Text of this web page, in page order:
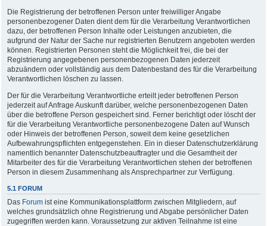
Die Registrierung der betroffenen Person unter freiwilliger Angabe
personenbezogener Daten dient dem für die Verarbeitung Verantwortlichen
dazu, der betroffenen Person Inhalte oder Leistungen anzubieten, die
aufgrund der Natur der Sache nur registrierten Benutzern angeboten werden
können. Registrierten Personen steht die Möglichkeit frei, die bei der
Registrierung angegebenen personenbezogenen Daten jederzeit
abzuändern oder vollständig aus dem Datenbestand des für die Verarbeitung
Verantwortlichen löschen zu lassen.
Der für die Verarbeitung Verantwortliche erteilt jeder betroffenen Person
jederzeit auf Anfrage Auskunft darüber, welche personenbezogenen Daten
über die betroffene Person gespeichert sind. Ferner berichtigt oder löscht der
für die Verarbeitung Verantwortliche personenbezogene Daten auf Wunsch
oder Hinweis der betroffenen Person, soweit dem keine gesetzlichen
Aufbewahrungspflichten entgegenstehen. Ein in dieser Datenschutzerklärung
namentlich benannter Datenschutzbeauftragter und die Gesamtheit der
Mitarbeiter des für die Verarbeitung Verantwortlichen stehen der betroffenen
Person in diesem Zusammenhang als Ansprechpartner zur Verfügung.
5.1 FORUM
Das Forum ist eine Kommunikationsplattform zwischen Mitgliedern, auf
welches grundsätzlich ohne Registrierung und Abgabe persönlicher Daten
zugegriffen werden kann. Voraussetzung zur aktiven Teilnahme ist eine